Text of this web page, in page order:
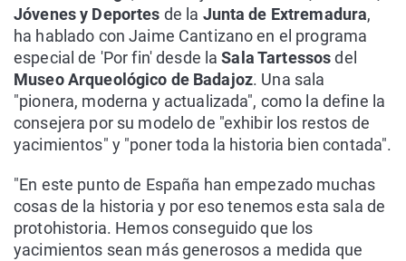
Jóvenes y Deportes de la Junta de Extremadura,
ha hablado con Jaime Cantizano en el programa
especial de 'Por fin' desde laSala Tartessosdel
Museo Arqueológico de Badajoz. Una sala
"pionera, moderna y actualizada", como la define la
consejera por su modelo de "exhibir los restos de
yacimientos" y "poner toda la historia bien contada".
"En este punto de España han empezado muchas
cosas de la historia y por eso tenemos esta sala de
protohistoria. Hemos conseguido que los
yacimientos sean más generosos a medida que